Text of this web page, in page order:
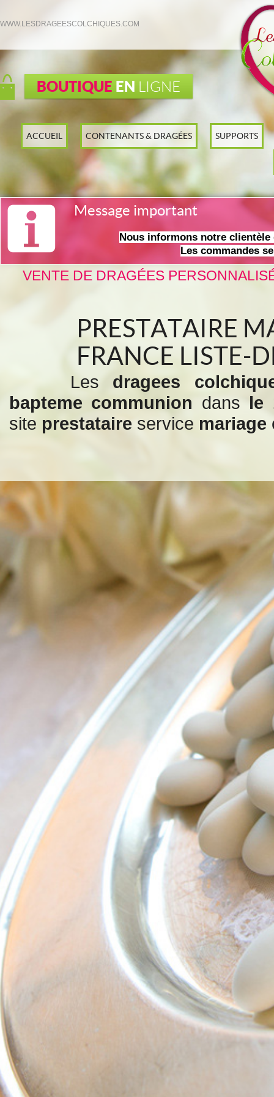
WWW.LESDRAGEESCOLCHIQUES.COM
BOUTIQUE EN LIGNE
ACCUEIL CONTENANTS & DRAGÉES SUPPORTS
Message important
Nous informons notre clientèle
Les commandes
VENTE DE DRAGÉES
PRESTATAIRE
FRANCE LISTE-
Les dragees
bapteme communion dansle
site prestataire service mariage